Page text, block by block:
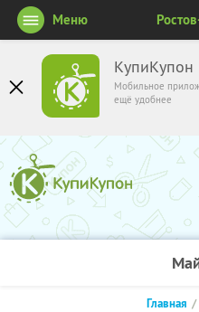
КупиКупон
Мобильное
ещё удобнее
Меню
Главная